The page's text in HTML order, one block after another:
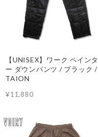
【UNISEX】ワーク ペインタ
ー ダウンパンツ / ブラック /
TAION
¥11,880